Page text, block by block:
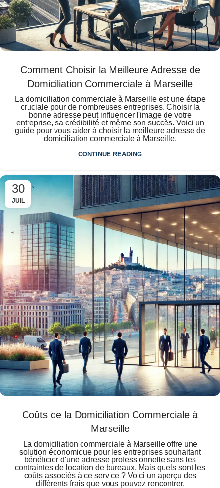
Comment Choisir la Meilleure Adresse de
Domiciliation Commerciale à Marseille
La domiciliation commerciale à Marseille est une étape
cruciale pour de nombreuses entreprises. Choisir la
bonne adresse peut influencer l'image de votre
entreprise, sa crédibilité et même son succès. Voici un
guide pour vous aider à choisir la meilleure adresse de
domiciliation commerciale à Marseille.
CONTINUE READING
30
JUIL
Coûts de la Domiciliation Commerciale à
Marseille
La domiciliation commerciale à Marseille offre une
solution économique pour les entreprises souhaitant
bénéficier d'une adresse professionnelle sans les
contraintes de location de bureaux. Mais quels sont les
coûts associés à ce service ? Voici un aperçu des
différents frais que vous pouvez rencontrer.